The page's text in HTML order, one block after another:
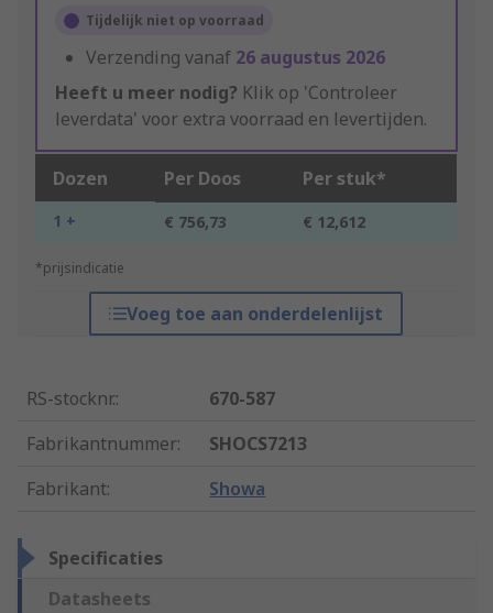
Tijdelijk niet op voorraad
Verzending vanaf 26 augustus 2026
Heeft u meer nodig? Klik op 'Controleer
leverdata' voor extra voorraad en levertijden.
Dozen Per Doos Per stuk*
1 + € 756,73 € 12,612
*prijsindicatie
Voeg toe aan onderdelenlijst
RS-stocknr.:
670-587
Fabrikantnummer:
SHOCS7213
Fabrikant: Showa
Specificaties
Datasheets